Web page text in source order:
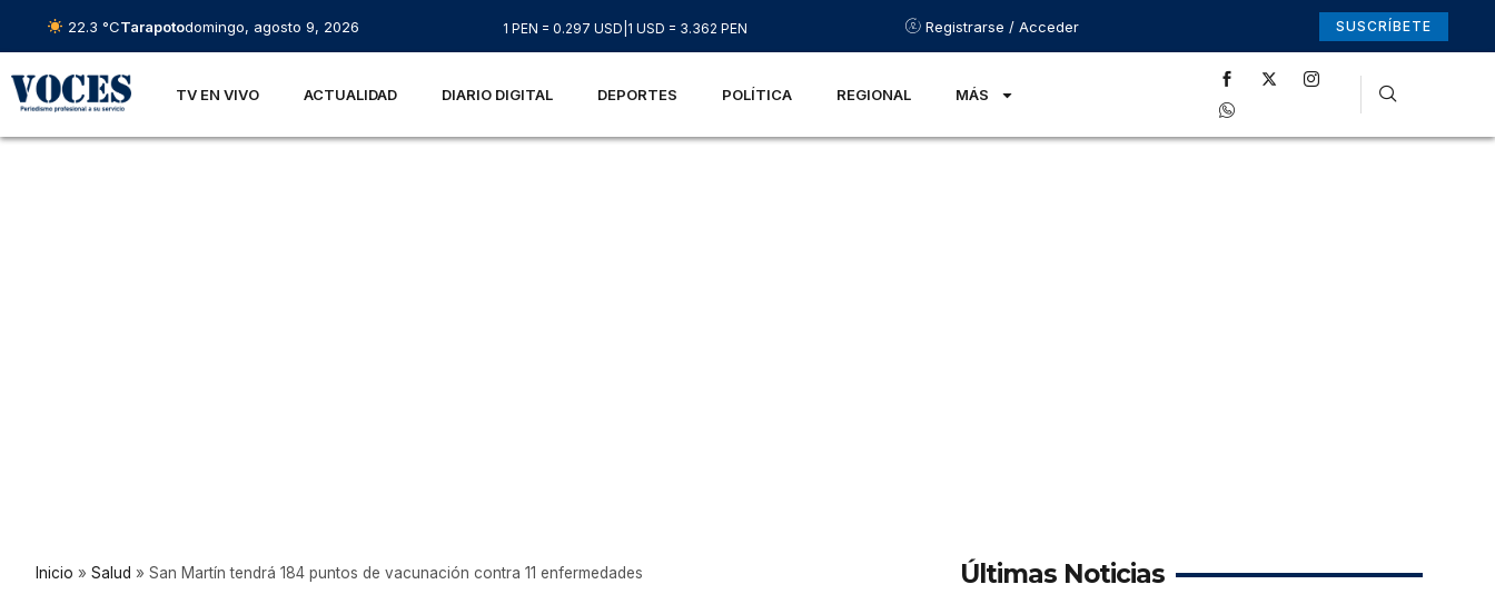
22.3 °CTarapotodomingo, agosto 9, 2026 1 PEN = 0.297 USD 1 USD = 3.362 PEN Registrarse / Acceder SUSCRÍBETE
TV EN VIVO ACTUALIDAD DIARIO DIGITAL DEPORTES POLÍTICA REGIONAL MÁS
Inicio » Salud » San Martín tendrá 184 puntos de vacunación contra 11 enfermedades Últimas Noticias